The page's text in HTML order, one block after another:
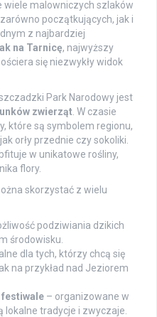
wiele malowniczych szlaków
początkujących, jak i
z najbardziej
na Tarnicę, najwyższy
się niezwykły widok
Park Narodowy jest
zwierząt . W czasie
które są symbolem regionu,
orły przednie czy sokoliki.
w unikatowe rośliny,
flory.
skorzystać z wielu
podziwiania dzikich
środowisku.
dla tych, którzy chcą się
na przykład nad Jeziorem
festiwale – organizowane w
lokalne tradycje i zwyczaje.